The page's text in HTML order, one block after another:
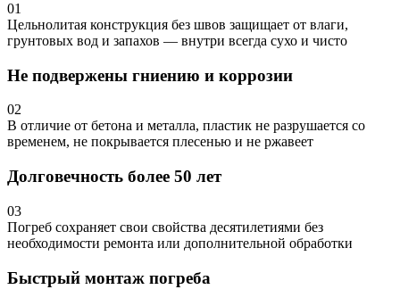
01
Цельнолитая конструкция без швов защищает от влаги,
грунтовых вод и запахов — внутри всегда сухо и чисто
Не подвержены гниению и коррозии
02
В отличие от бетона и металла, пластик не разрушается со
временем, не покрывается плесенью и не ржавеет
Долговечность более 50 лет
03
Погреб сохраняет свои свойства десятилетиями без
необходимости ремонта или дополнительной обработки
Быстрый монтаж погреба